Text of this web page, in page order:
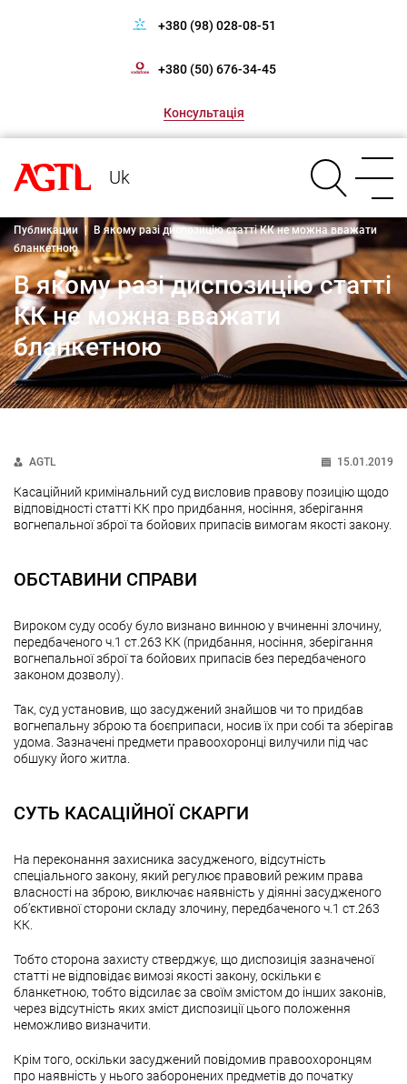
+380 (98) 028-08-51
+380 (50) 676-34-45
Консультація
Uk
Публикации |
В якому разі диспозицію статті КК не можна вважати
бланкетною
В якому разі диспозицію статті
КК не можна вважати
бланкетною
AGTL 15.01.2019
Касаційний кримінальний суд висловив правову позицію щодо
відповідності статті КК про придбання, носіння, зберігання
вогнепальної зброї та бойових припасів вимогам якості закону.
ОБСТАВИНИ СПРАВИ
Вироком суду особу було визнано винною у вчиненні злочину,
передбаченого ч.1 ст.263 КК (придбання, носіння, зберігання
вогнепальної зброї та бойових припасів без передбаченого
законом дозволу).
Так, суд установив, що засуджений знайшов чи то придбав
вогнепальну зброю та боєприпаси, носив їх при собі та зберігав
удома. Зазначені предмети правоохоронці вилучили під час
обшуку його житла.
СУТЬ КАСАЦІЙНОЇ СКАРГИ
На переконання захисника засудженого, відсутність
спеціального закону, який регулює правовий режим права
власності на зброю, виключає наявність у діянні засудженого
об’єктивної сторони складу злочину, передбаченого ч.1 ст.263
КК.
Тобто сторона захисту стверджує, що диспозиція зазначеної
статті не відповідає вимозі якості закону, оскільки є
бланкетною, тобто відсилає за своїм змістом до інших законів,
через відсутність яких зміст диспозиції цього положення
неможливо визначити.
Крім того, оскільки засуджений повідомив правоохоронцям
про наявність у нього заборонених предметів до початку